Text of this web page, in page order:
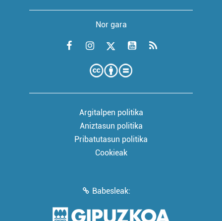
Nor gara
Argitalpen politika
Aniztasun politika
Pribatutasun politika
Cookieak
Babesleak: